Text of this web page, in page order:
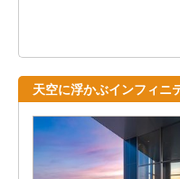
天空に浮かぶインフィニ